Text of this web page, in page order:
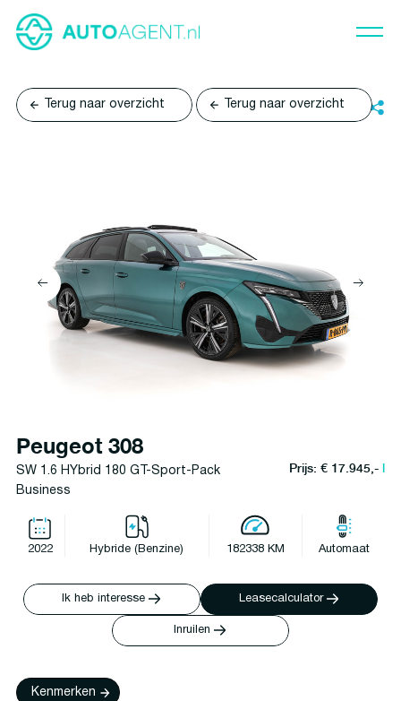
Terug naar overzicht Terug naar overzicht
Peugeot 308
SW 1.6 HYbrid 180 GT-Sport-Pack
Business
Prijs: € 17.945,-l
2022 Hybride (Benzine) 182338 KM Automaat
Ik heb interesse Leasecalculator
Inruilen
Kenmerken